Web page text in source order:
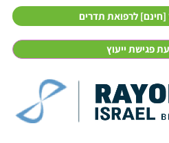
[חינם] לרפואת תדרים
פגישת ייעוץ